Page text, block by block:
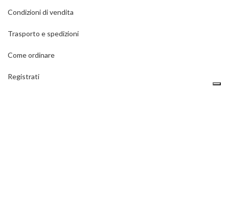
Condizioni di vendita
Trasporto e spedizioni
Come ordinare
Registrati